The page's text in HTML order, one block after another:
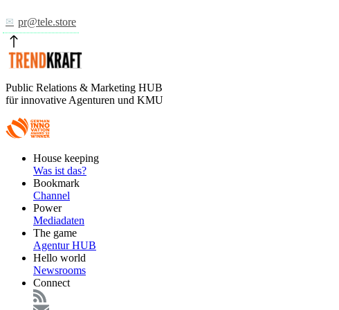
pr@tele.store
Public Relations & Marketing HUB
für innovative Agenturen und KMU
FooterHouse keeping
Was ist das?
Bookmark
Channel
Power
Mediadaten
The game
Agentur HUB
Hello world
Newsrooms
Connect